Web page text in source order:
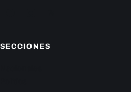
SECCIONES